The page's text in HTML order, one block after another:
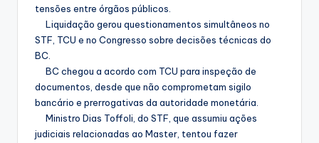
tensões entre órgãos públicos.
Liquidação gerou questionamentos simultâneos no
STF, TCU e no Congresso sobre decisões técnicas do
BC.
BC chegou a acordo com TCU para inspeção de
documentos, desde que não comprometam sigilo
bancário e prerrogativas da autoridade monetária.
Ministro Dias Toffoli, do STF, que assumiu ações
judiciais relacionadas ao Master, tentou fazer